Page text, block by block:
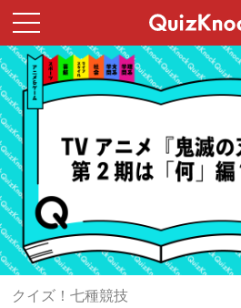
クイズ！七種競技